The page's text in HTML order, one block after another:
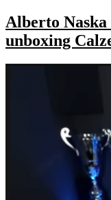
Alberto
unboxing